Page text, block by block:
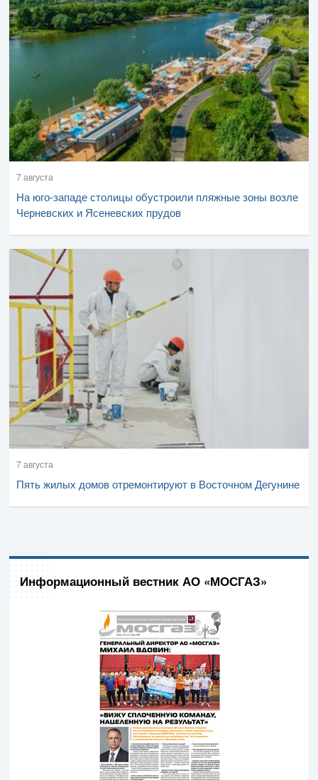
7 августа
На юго-западе столицы обустроили пляжные зоны возле
Черневских и Ясеневских прудов
7 августа
Пять жилых домов отремонтируют в Восточном Дегунине
Информационный вестник АО «МОСГАЗ»